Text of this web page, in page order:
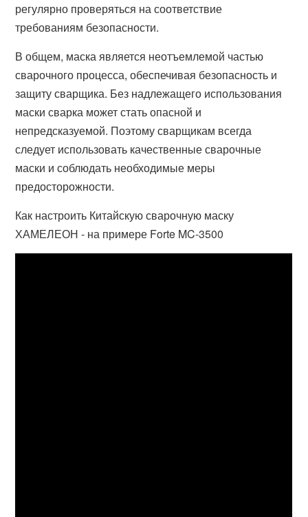
регулярно проверяться на соответствие
требованиям безопасности.
В общем, маска является неотъемлемой частью
сварочного процесса, обеспечивая безопасность и
защиту сварщика. Без надлежащего использования
маски сварка может стать опасной и
непредсказуемой. Поэтому сварщикам всегда
следует использовать качественные сварочные
маски и соблюдать необходимые меры
предосторожности.
Как настроить Китайскую сварочную маску
ХАМЕЛЕОН - на примере Forte MC-3500